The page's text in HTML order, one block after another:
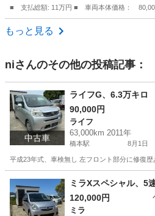
■ 支払総額: 11万円 ■ 車両本体価格：
福岡 古賀市
もっと見る
niさんのその他の投稿記事：
中古車
ライフG、6.3万キロ
90,000円
ライフ
63,000km 2011年
橋本駅 8月1日
平成23年式、車検無し 左フロント部分に修復
福岡 福岡市 橋本駅
ミラXスペシャル、5
120,000円
ミラ